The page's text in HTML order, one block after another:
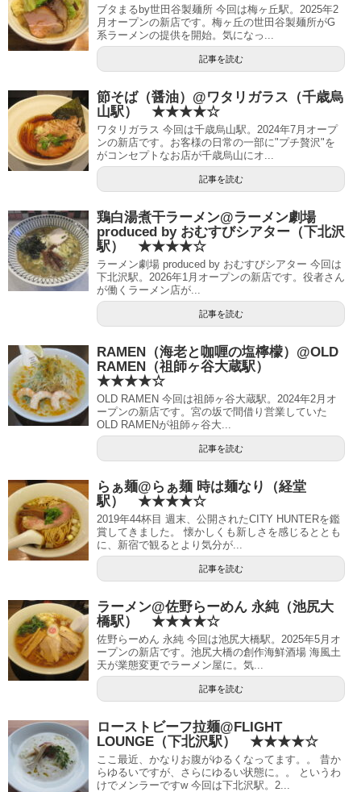
ブタまるby世田谷製麺所 今回は梅ヶ丘駅。2025年2
月オープンの新店です。梅ヶ丘の世田谷製麺所がG
系ラーメンの提供を開始。気になっ...
記事を読む
節そば（醤油）@ワタリガラス（千歳烏
山駅） ★★★★☆
ワタリガラス 今回は千歳烏山駅。2024年7月オープ
ンの新店です。お客様の日常の一部に"プチ贅沢"を
がコンセプトなお店が千歳烏山にオ...
記事を読む
鶏白湯煮干ラーメン@ラーメン劇場
produced by おむすびシアター（下北沢
駅） ★★★★☆
ラーメン劇場 produced by おむすびシアター 今回は
下北沢駅。2026年1月オープンの新店です。役者さん
が働くラーメン店が...
記事を読む
RAMEN（海老と咖喱の塩檸檬）@OLD
RAMEN（祖師ヶ谷大蔵駅）
★★★★☆
OLD RAMEN 今回は祖師ヶ谷大蔵駅。2024年2月オ
ープンの新店です。宮の坂で間借り営業していた
OLD RAMENが祖師ヶ谷大...
記事を読む
らぁ麺@らぁ麺 時は麺なり（経堂
駅） ★★★★☆
2019年44杯目 週末、公開されたCITY HUNTERを鑑
賞してきました。 懐かしくも新しさを感じるととも
に、新宿で観るとより気分が...
記事を読む
ラーメン@佐野らーめん 永純（池尻大
橋駅） ★★★★☆
佐野らーめん 永純 今回は池尻大橋駅。2025年5月オ
ープンの新店です。池尻大橋の創作海鮮酒場 海風土
天が業態変更でラーメン屋に。気...
記事を読む
ローストビーフ拉麺@FLIGHT
LOUNGE（下北沢駅） ★★★★☆
ここ最近、かなりお腹がゆるくなってます。。 昔か
らゆるいですが、さらにゆるい状態に。。 というわ
けでメンラーですw 今回は下北沢駅。2...